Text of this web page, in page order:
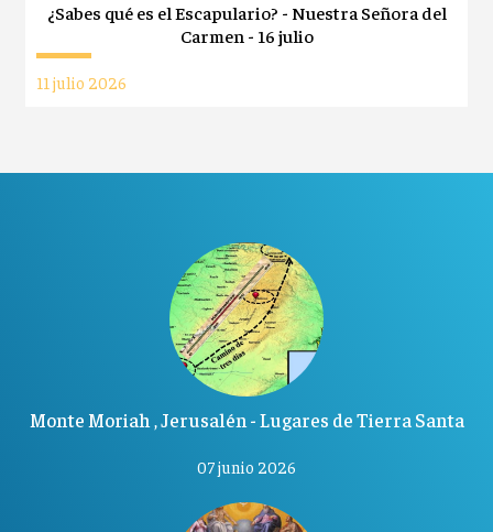
¿Sabes qué es el Escapulario? - Nuestra Señora del
Carmen - 16 julio
11 julio 2026
Monte Moriah , Jerusalén - Lugares de Tierra Santa
07 junio 2026